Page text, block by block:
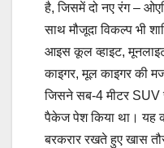
है, जिसमें दो नए रंग –
साथ मौजूदा विकल्प भी
आइस कूल व्हाइट,
काइगर, मूल काइगर की
जिसने सब-4 मीटर SUV
पैकेज पेश किया था। यह
बरकरार रखते हुए खास